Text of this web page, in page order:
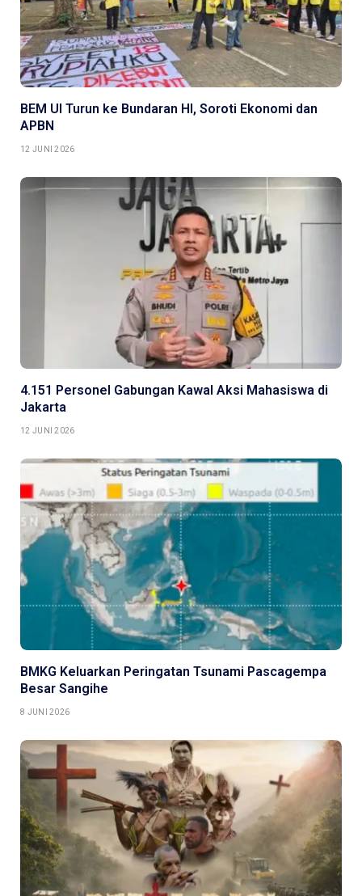
BEM UI Turun ke Bundaran HI, Soroti Ekonomi dan
APBN
12 JUNI 2026
4.151 Personel Gabungan Kawal Aksi Mahasiswa di
Jakarta
12 JUNI 2026
BMKG Keluarkan Peringatan Tsunami Pascagempa
Besar Sangihe
8 JUNI 2026